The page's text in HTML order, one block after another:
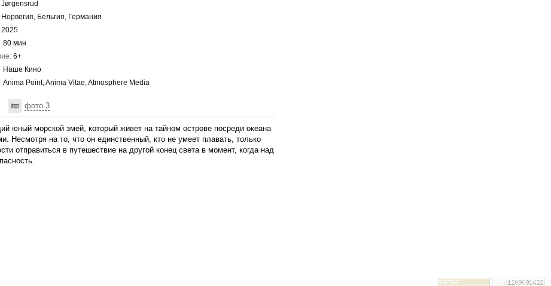
Jørgensrud
Норвегия, Бельгия, Германия
2025
80 мин
6+
Наше Кино
Anima Point, Anima Vitae, Atmosphere Media
фото 3
юный морской змей, который живет на тайном острове посреди океана
Несмотря на то, что он единственный, кто не умеет плавать, только
отправиться в путешествие на другой конец света в момент, когда над